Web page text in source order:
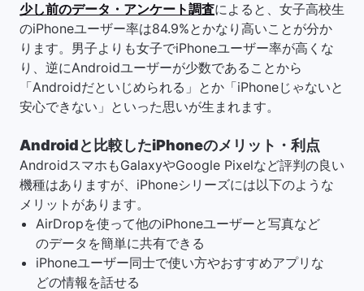
少し前のデータ・アンケート調査によると、女子高校生
のiPhoneユーザー率は84.9%とかなり高いことが分か
ります。男子よりも女子でiPhoneユーザー率が高くな
り、逆にAndroidユーザーが少数であることから
「Androidだといじめられる」とか「iPhoneじゃないと
安心できない」といった思いが生まれます。
Androidと比較したiPhoneのメリット・利点
AndroidスマホもGalaxyやGoogle Pixelなど評判の良い
機種はありますが、iPhoneシリーズには以下のような
メリットがあります。
AirDropを使って他のiPhoneユーザーと写真など
のデータを簡単に共有できる
iPhoneユーザー同士で使い方やおすすめアプリな
どの情報を話せる